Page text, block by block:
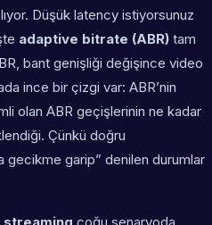
Düşük latency istiyorsunuz
adaptive bitrate (ABR) tam
bant genişliği değişince video
ince bir çizgi var: ABR’nin
olan ABR geçişlerinin ne kadar
Çünkü doğru
gecikme garip” denilen durumlar